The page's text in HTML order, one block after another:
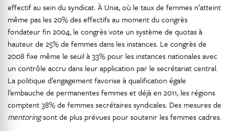
effectif au sein du syndicat. À Unia, où le taux de femmes n’atteint
même pas les 20% des effectifs au moment du congrès
fondateur fin 2004, le congrès vote un système de quotas à
hauteur de 25% de femmes dans les instances. Le congrès de
2008 fixe même le seuil à 33% pour les instances nationales avec
un contrôle accru dans leur application par le secrétariat central.
La politique d’engagement favorise à qualification égale
l’embauche de permanentes femmes et déjà en 2011, les régions
comptent 38% de femmes secrétaires syndicales. Des mesures de
mentoringsont de plus prévues pour soutenir les femmes cadres.